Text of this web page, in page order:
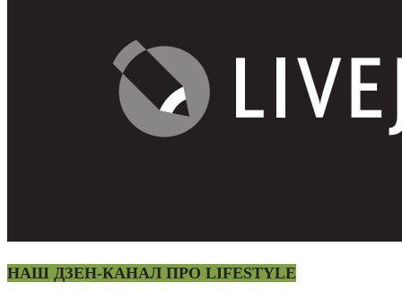
НАШ ДЗЕН-КАНАЛ ПРО LIFESTYLE